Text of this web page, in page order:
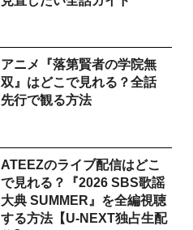
アニメ『落第賢者の学院無
双』はどこで見れる？全話
先行で観る方法
ATEEZのライブ配信はどこ
で見れる？『2026 SBS歌謡
大典 SUMMER』を全編視聴
する方法【U-NEXT独占生配